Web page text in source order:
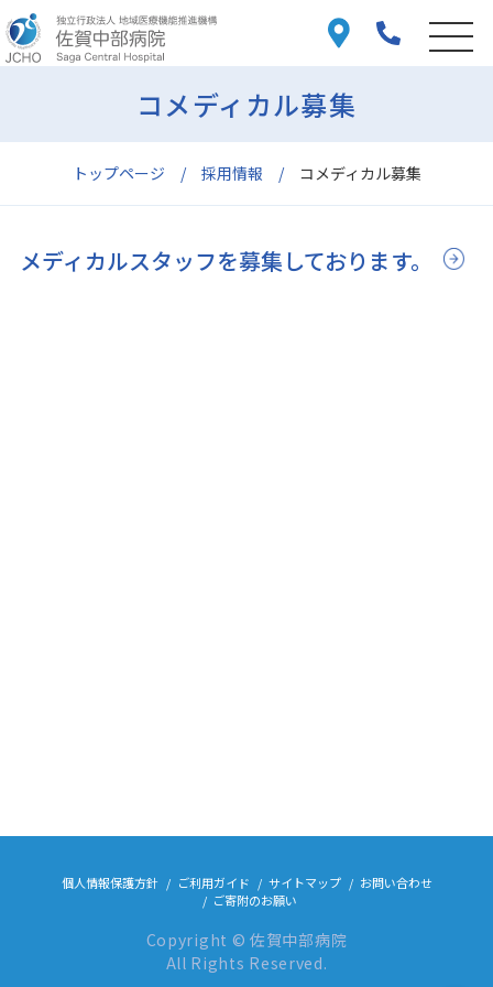
トップページ 採用情報 コメディカル募集
コメディカル募集
メディカルスタッフを募集しております。
個人情報保護方針 ご利用ガイド サイトマップ
お問い合わせ
ご寄附のお願い
Copyright © 佐賀中部病院
All Rights Reserved.